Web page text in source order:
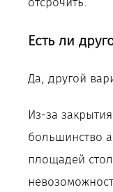
Есть ли
Да, другой
Из-за
большинство
площадей